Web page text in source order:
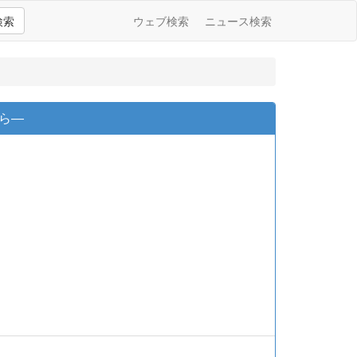
索 ウェブ検索 ニュース検索
ら―